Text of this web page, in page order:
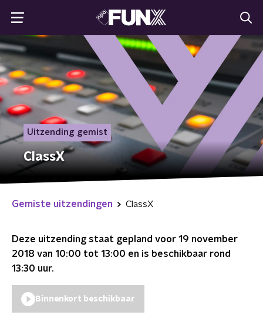
Uitzending gemist
ClassX
Gemiste uitzendingen ClassX
Deze uitzending staat gepland voor 19 november
2018 van 10:00 tot 13:00 en is beschikbaar rond
13:30 uur.
Binnenkort beschikbaar